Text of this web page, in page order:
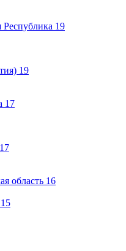
Республика 19
19
17
17
область 16
15